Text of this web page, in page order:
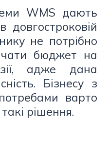
WMS дають
довгостроковій
не потрібно
бюджет на
адже дана
Бізнесу з
варто
рішення.